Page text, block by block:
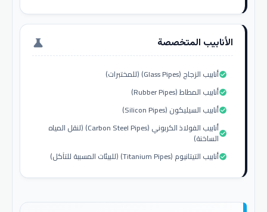
الأنابيب المتخصصة science
أنابيب الزجاج (Glass Pipes) (للمختبرات)check_circle
أنابيب المطاط (Rubber Pipes)check_circle
أنابيب السيليكون (Silicon Pipes)check_circle
أنابيب الفولاذ الكربوني (Carbon Steel Pipes) (لنقل المياه
الساخنة)check_circle
أنابيب التيتانيوم (Titanium Pipes) (للبيئات المسببة للتآكل)check_circle